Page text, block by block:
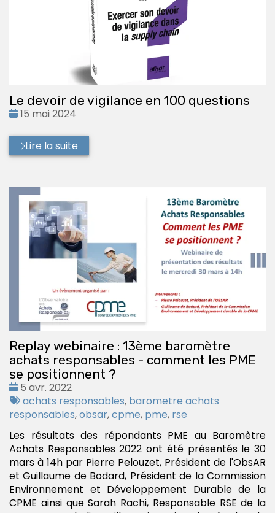
Le devoir de vigilance en 100 questions
Date
15 mai 2024
Lire la suite
Replay webinaire : 13ème baromètre
achats responsables - comment les PME
se positionnent ?
Date
:
5 avr. 2022
Tags
:
achats responsables, barometre achats
responsables,obsar,cpme, pme, rse
Les résultats des répondants PME au Baromètre
Achats Responsables 2022 ont été présentés le 30
mars à 14h par Pierre Pelouzet, Président de l'ObsAR
et Guillaume de Bodard, Président de la Commission
Environnement et Développement Durable de la
CPME ainsi que Sarah Rachi, Responsable RSE de la